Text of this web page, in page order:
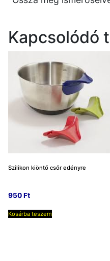
Kapcsolódó
Szilikon kiöntő csőr edényre
950Ft
Kosárba teszem